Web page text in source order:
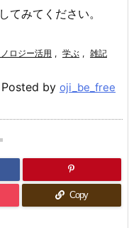
てみてください。
ロジー活用 , 学ぶ , 雑記
Posted by oji_be_free
Copy